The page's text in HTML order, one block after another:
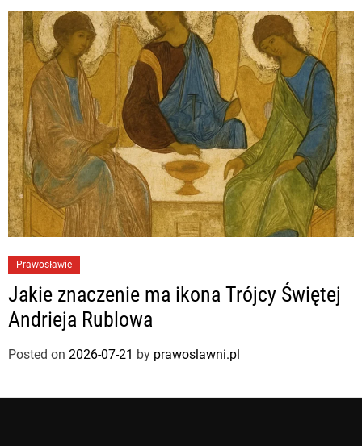
Prawosławie
Jakie znaczenie ma ikona Trójcy Świętej
Andrieja Rublowa
Posted on 2026-07-21 by prawoslawni.pl